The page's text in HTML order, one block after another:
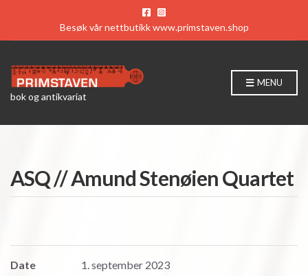
Besøk vår nettbutikkwww.primstaven.shop
bok og antikvariat
MENU
ASQ // Amund Stenøien Quartet
Date
1. september 2023